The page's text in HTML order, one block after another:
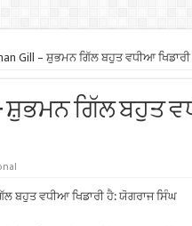
Gill – ਸ਼ੁਭਮਨ ਗਿੱਲ ਬਹੁਤ ਵਧੀਆ
– ਸ਼ੁਭਮਨ ਗਿੱਲ ਬਹੁਤ
ਬਹੁਤ ਵਧੀਆ ਖਿਡਾਰੀ ਹੈ: ਯੋਗਰਾਜ ਸਿੰਘ